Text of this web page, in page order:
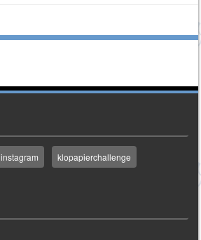
instagram klopapierchallenge